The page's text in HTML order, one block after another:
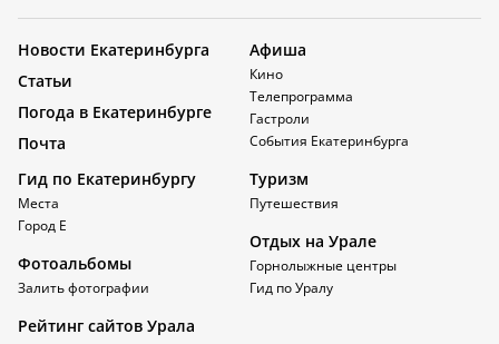
Новости Екатеринбурга
Статьи
Погода в Екатеринбурге
Почта
Афиша
Кино
Телепрограмма
Гастроли
События Екатеринбурга
Гид по Екатеринбургу
Места
Город Е
Фотоальбомы
Залить фотографии
Туризм
Путешествия
Отдых на Урале
Горнолыжные центры
Гид по Уралу
Рейтинг сайтов Урала